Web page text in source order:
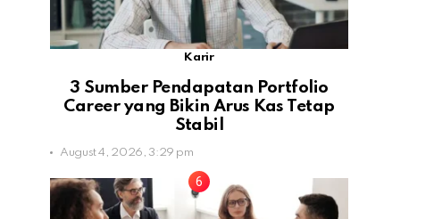
Karir
3 Sumber Pendapatan Portfolio
Career yang Bikin Arus Kas Tetap
Stabil
August 4, 2026, 3:29 pm